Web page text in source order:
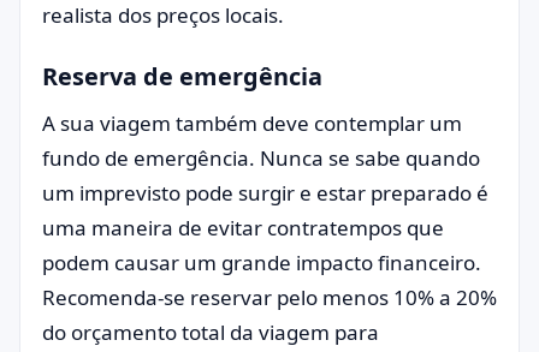
realista dos preços locais.
Reserva de emergência
A sua viagem também deve contemplar um
fundo de emergência. Nunca se sabe quando
um imprevisto pode surgir e estar preparado é
uma maneira de evitar contratempos que
podem causar um grande impacto financeiro.
Recomenda-se reservar pelo menos 10% a 20%
do orçamento total da viagem para